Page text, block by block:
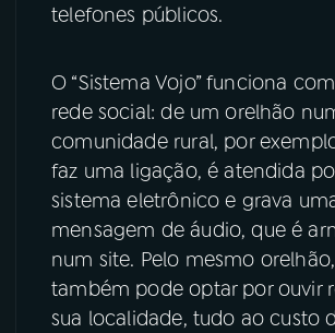
07ÚLTIMAS
FESTIVAL DE MÚSICA
ACOMPANHE A RÁDIO NACIONAL
YouTube Facebook
telefones públicos.
O “Sistema Vojo” funciona
rede social: de um orelhão
comunidade rural, por
faz uma ligação, é atendida
sistema eletrônico e grava
mensagem de áudio, que é
num site. Pelo mesmo
também pode optar por ouvir
sua localidade, tudo ao custo